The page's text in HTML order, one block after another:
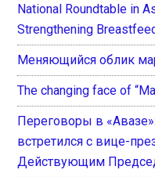
National Roundtable in
Strengthening
Меняющийся облик
The changing face of
Переговоры в
встретился с вице-
Действующим